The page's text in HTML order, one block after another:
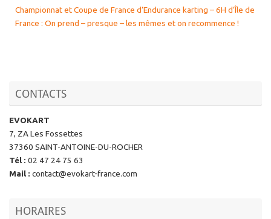
Championnat et Coupe de France d’Endurance karting – 6H d’Île de
France : On prend – presque – les mêmes et on recommence !
CONTACTS
EVOKART
7, ZA Les Fossettes
37360 SAINT-ANTOINE-DU-ROCHER
Tél : 02 47 24 75 63
Mail : contact@evokart-france.com
HORAIRES